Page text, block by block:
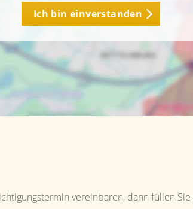
Ich bin einverstanden
vereinbaren, dann füllen